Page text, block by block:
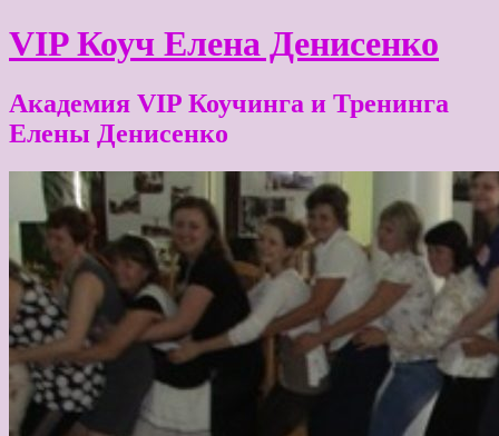
VIP Коуч Елена Денисенко
Академия VIP Коучинга и Тренинга
Елены Денисенко